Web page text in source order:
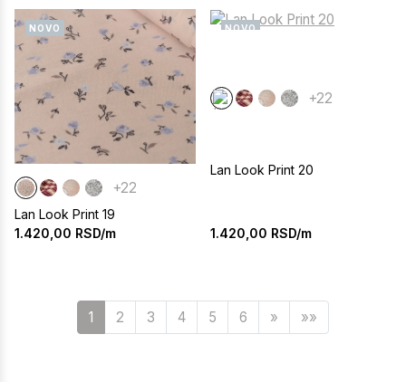
NOVO
+22
Lan Look Print 19
1.420,00 RSD/m
NOVO
+22
Lan Look Print 20
1.420,00 RSD/m
1 2 3 4 5 6 » Sledeća
»»